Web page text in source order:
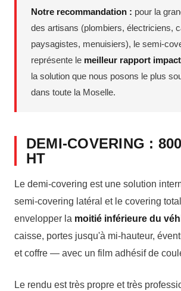
Notre recommandation : pour la
des artisans (plombiers, électriciens,
paysagistes, menuisiers), le semi-
représente le meilleur rapport
la solution que nous posons le plus
dans toute la Moselle.
DEMI-COVERING :
HT
Le demi-covering est une solution
semi-covering latéral et le covering
envelopper la moitié inférieure du
caisse, portes jusqu'à mi-hauteur,
et coffre — avec un film adhésif de
Le rendu est très propre et très